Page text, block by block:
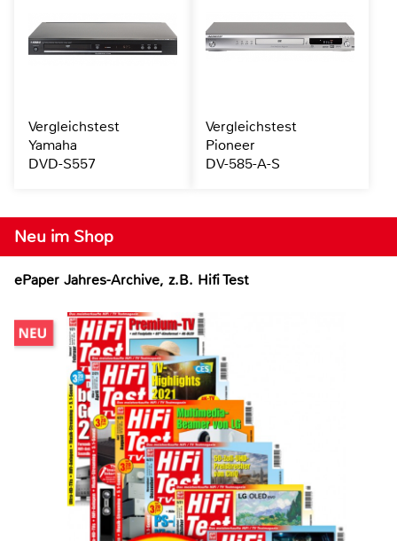
Neu im Shop
ePaper Jahres-Archive, z.B. Hifi Test
Vergleichstest
Yamaha
DVD-S557
Vergleichstest
Pioneer
DV-585-A-S